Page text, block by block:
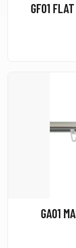
GF01
GA01